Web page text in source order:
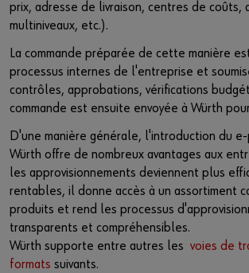
prix, adresse de livraison, centres de coûts,
multiniveaux, etc.).
La commande préparée de cette manière
processus internes de l'entreprise et
contrôles, approbations, vérifications
commande est ensuite envoyée à Würth
D'une manière générale, l'introduction du
Würth offre de nombreux avantages aux
les approvisionnements deviennent plus
rentables, il donne accès à un assortiment
produits et rend les processus
transparents et compréhensibles.
Würth supporte entre autres les voies de
formats suivants.